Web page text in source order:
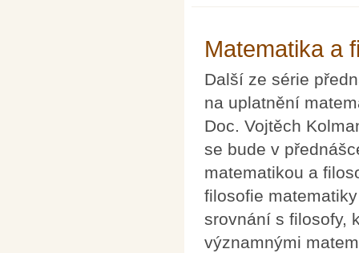
Matematika a
Další ze série
na uplatnění
Doc. Vojtěch
se bude v
matematikou a
filosofie
srovnání s filosofy,
významnými